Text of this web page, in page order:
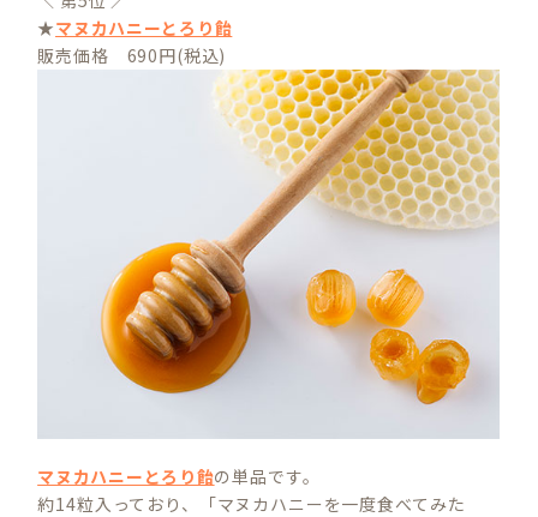
★マヌカハニーとろり飴
販売価格 690円(税込)
マヌカハニーとろり飴の単品です。
約14粒入っており、「マヌカハニーを一度食べてみた